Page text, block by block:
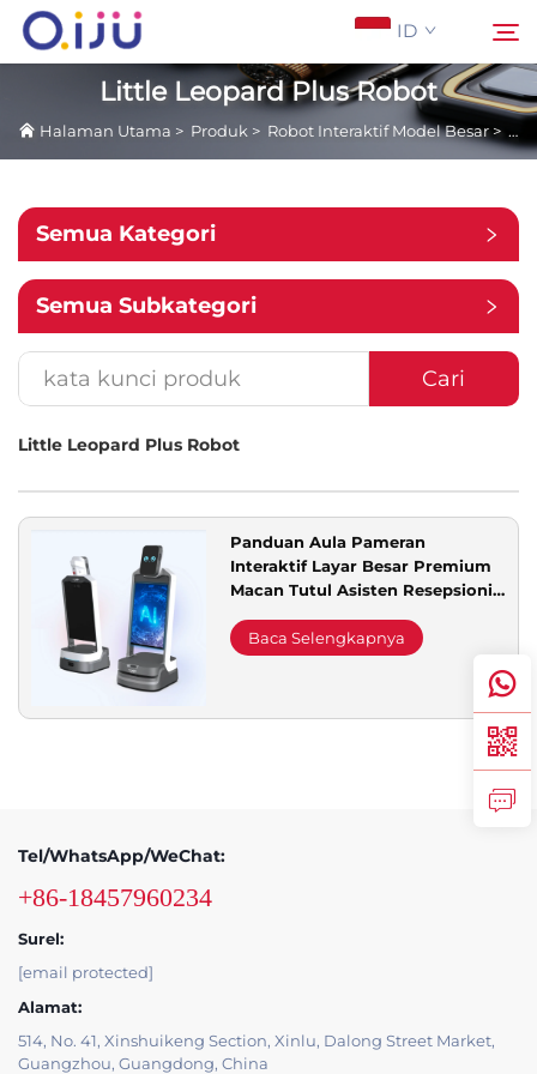
ID
Halaman Utama
Tentang Kami
Produk
Aplikasi
Studi Kasus
Berita
Dukungan Layanan
Hubungi Kami
Little Leopard Plus Robot
Halaman Utama > Produk > Robot Interaktif Model Besar>
Semua Kategori
Semua Subkategori
Cari
Little Leopard Plus Robot
Panduan Aula Pameran
Interaktif Layar Besar Premium
Macan Tutul Asisten Resepsionis
Promosi
Baca Selengkapnya
Tel/WhatsApp/WeChat:
+86-18457960234
Surel:
[email protected]
Alamat:
514, No. 41, Xinshuikeng Section, Xinlu, Dalong Street Market,
Guangzhou, Guangdong, China